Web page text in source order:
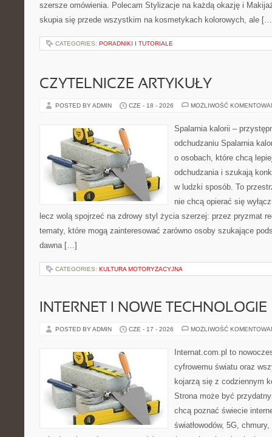
szersze omówienia. Polecam Stylizacje na każdą okazję i
skupia się przede wszystkim na kosmetykach kolorowych, ale
CATEGORIES: PORADNIKI I TUTORIALE
CZYTELNICZE ARTYKUŁY
POSTED BY ADMIN CZE - 18 - 2026 MOŻLIWOŚĆ
Spalarnia kalorii –
odchudzaniu Spalarnia
o osobach, które chcą
odchudzania i szukają
w ludzki sposób. To
nie chcą opierać się
lecz wolą spojrzeć na zdrowy styl życia szerzej: przez pryzmat
tematy, które mogą zainteresować zarówno osoby szukające
dawna […]
CATEGORIES: KULTURA MOTORYZACYJNA
INTERNET I NOWE TECHNOLOGIE
POSTED BY ADMIN CZE - 17 - 2026 MOŻLIWOŚĆ
Internat.com.pl to
cyfrowemu światu oraz
kojarzą się z codziennym
Strona może być
chcą poznać świecie
światłowodów, 5G,